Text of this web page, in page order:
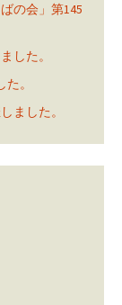
の会」第145
した。
。
ました。